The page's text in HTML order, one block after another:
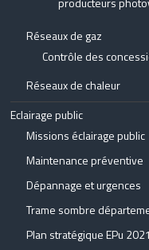
Réseaux de gaz
Contrôle des
Réseaux de chaleur
Eclairage public
Missions éclairage public
Maintenance préventive
Dépannage et urgences
Trame sombre
Plan stratégique EPu